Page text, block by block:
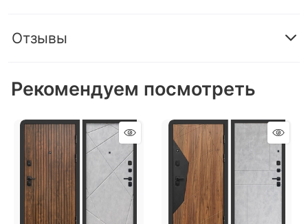
Отзывы
Рекомендуем посмотреть